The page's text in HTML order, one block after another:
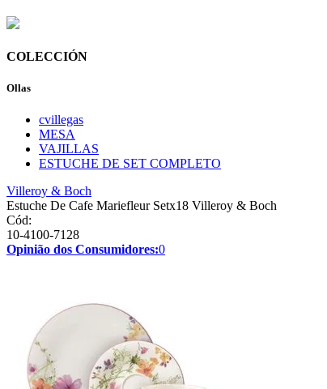
COLECCIÓN
Ollas
cvillegas
MESA
VAJILLAS
ESTUCHE DE SET COMPLETO
Villeroy & Boch
Estuche De Cafe Mariefleur Setx18 Villeroy & Boch
Cód:
10-4100-7128
Opinião dos Consumidores:0